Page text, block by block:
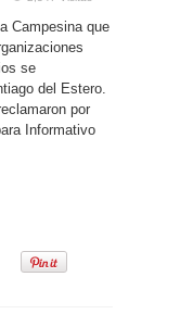
Campesina que
se
del Estero.
por
Informativo